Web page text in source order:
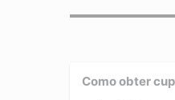
Como obter